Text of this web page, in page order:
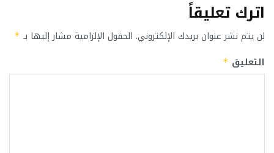
اترك تعليقاً
لن يتم نشر عنوان بريدك الإلكتروني. الحقول الإلزامية مشار إليها بـ *
التعليق *